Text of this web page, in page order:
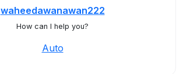
waheedawanawan222
How can I help you?
Auto